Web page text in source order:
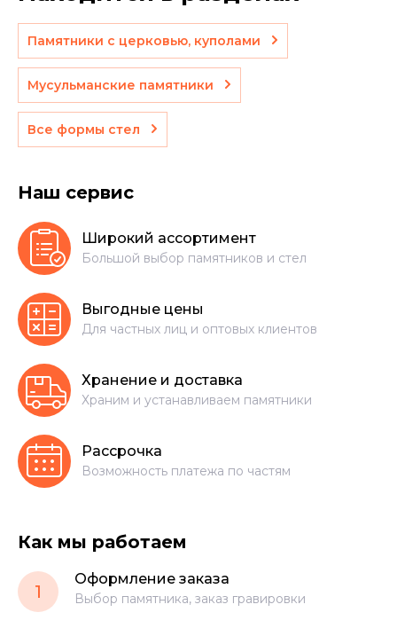
Памятники с церковью, куполами
Мусульманские памятники
Все формы стел
Наш сервис
Широкий ассортимент
Большой выбор памятников и стел
Выгодные цены
Для частных лиц и оптовых клиентов
Хранение и доставка
Храним и устанавливаем памятники
Рассрочка
Возможность платежа по частям
Как мы работаем
1
Оформление заказа
Выбор памятника, заказ гравировки